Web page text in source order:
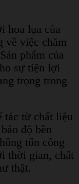
hoa lụa của
về việc chăm
phẩm của
sự tiện lợi
trọng trong
tác từ chất liệu
độ bền
tốn công
thời gian, chất
thật.